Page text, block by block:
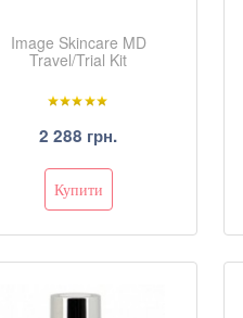
Image Skincare MD
Travel/Trial Kit
2 288 грн.